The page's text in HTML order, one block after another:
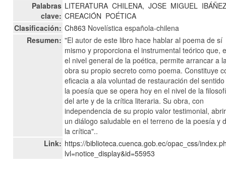
Palabras
clave:
LITERATURA CHILENA, JOSE MIGUEL
CREACIÓN POÉTICA
Clasificación: Ch863 Novelística española-chilena
Resumen: "El autor de este libro hace hablar al poema de sí
mismo y proporciona el instrumental teórico que,
el nivel general de la poética, permite arrancar a
obra su propio secreto como poema. Constituye
eficacia a ala voluntad de restauración del
la poesía que se opera hoy en el nivel de la
del arte y de la crítica literaria. Su obra, con
independencia de su propio valor testimonial,
un diálogo saludable en el terreno de la poesía y
la crítica"..
Link: https://biblioteca.cuenca.gob.ec/opac_css/
lvl=notice_display&id=55953